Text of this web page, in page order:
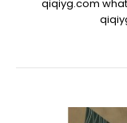
qiqiyg.com